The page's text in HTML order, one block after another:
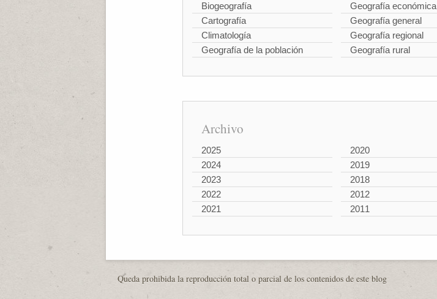
Biogeografía
Cartografía
Climatología
Geografía de la población
Geografía económica
Geografía general
Geografía regional
Geografía rural
Archivo
2025
2024
2023
2022
2021
2020
2019
2018
2012
2011
Queda prohibida la reproducción total o parcial de los contenidos de este blog